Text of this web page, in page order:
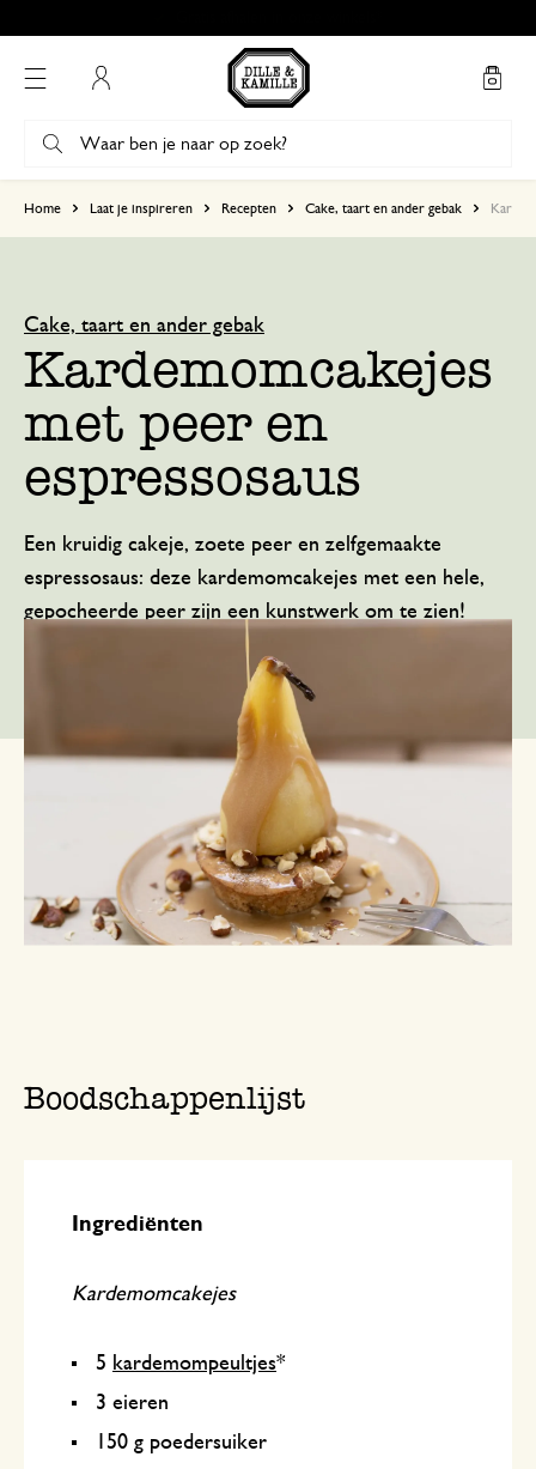
Home Laat je inspireren Recepten Cake, taart en ander gebak
Cake, taart en ander gebak
Kardemomcakejes
met peer en
espressosaus
Een kruidig cakeje, zoete peer en zelfgemaakte
espressosaus: deze kardemomcakejes met een hele,
gepocheerde peer zijn een kunstwerk om te zien!
Boodschappenlijst
Ingrediënten
Kardemomcakejes
5 kardemompeultjes*
3 eieren
150 g poedersuiker